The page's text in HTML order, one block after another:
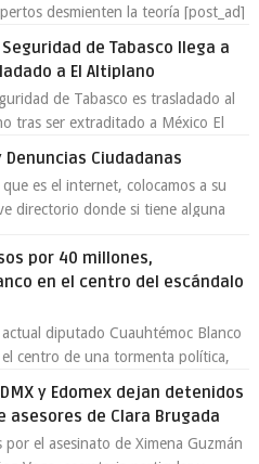
desmienten la teoría [post_ad]
de Tabasco llega a
a El Altiplano
de Tabasco es trasladado al
tras ser extraditado a México El
Denuncias Ciudadanas
es el internet, colocamos a su
directorio donde si tiene alguna
por 40 millones,
en el centro del escándalo
diputado Cuauhtémoc Blanco
centro de una tormenta política,
y Edomex dejan detenidos
asesores de Clara Brugada
por el asesinato de Ximena Guzmán